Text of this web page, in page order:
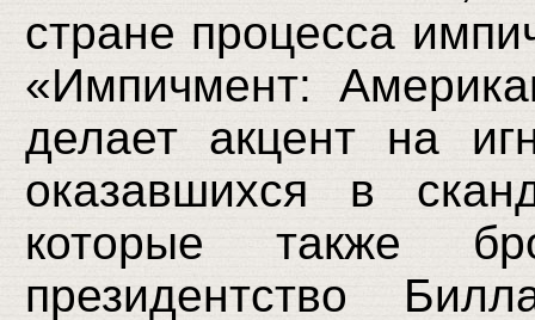
стране процесса
«Импичмент:
делает акцент на
оказавшихся в
которые также
президентство